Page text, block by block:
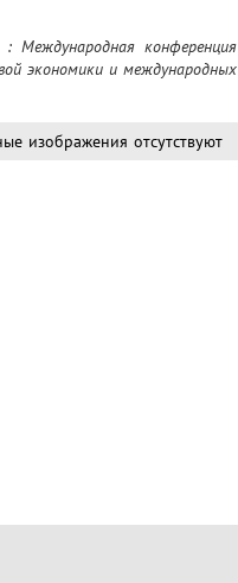
экономики и международных
изображения отсутствуют